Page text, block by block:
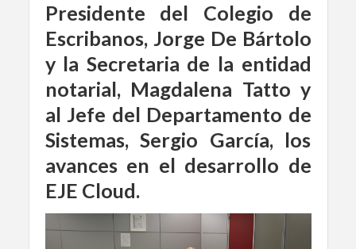
Presidente del Colegio de
Escribanos, Jorge De Bártolo
y la Secretaria de la entidad
notarial, Magdalena Tatto y
al Jefe del Departamento de
Sistemas, Sergio García, los
avances en el desarrollo de
EJE Cloud.